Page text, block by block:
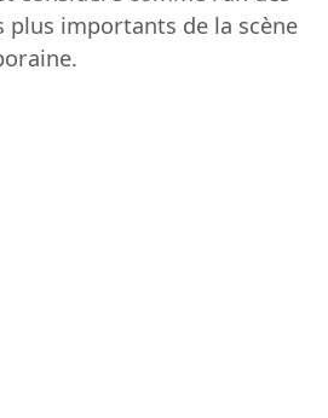
plus importants de la scène